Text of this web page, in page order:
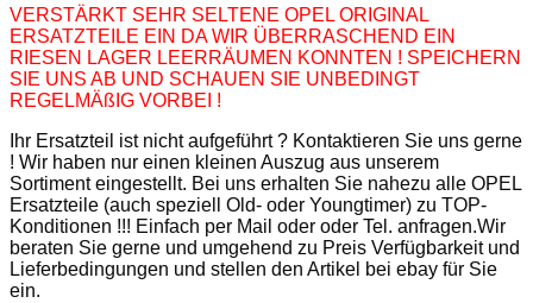
VERSTÄRKT SEHR SELTENE OPEL ORIGINAL
ERSATZTEILE EIN DA WIR ÜBERRASCHEND EIN
RIESEN LAGER LEERRÄUMEN KONNTEN ! SPEICHERN
SIE UNS AB UND SCHAUEN SIE UNBEDINGT
REGELMÄßIG VORBEI !
Ihr Ersatzteil ist nicht aufgeführt ? Kontaktieren Sie uns gerne
! Wir haben nur einen kleinen Auszug aus unserem
Sortiment eingestellt. Bei uns erhalten Sie nahezu alle OPEL
Ersatzteile (auch speziell Old- oder Youngtimer) zu TOP-
Konditionen !!! Einfach per Mail oder oder Tel. anfragen.Wir
beraten Sie gerne und umgehend zu Preis Verfügbarkeit und
Lieferbedingungen und stellen den Artikel bei ebay für Sie
ein.